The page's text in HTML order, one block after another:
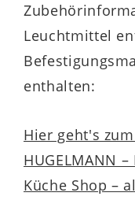
stimmiges
Passend
Leuchtmittel
enthalten:
Hier geht's zum
HUGELMANN
Küche Shop –